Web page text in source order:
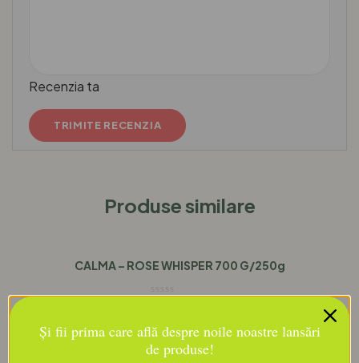
Recenzia ta
Produse similare
CALMA – ROSE WHISPER 700 G/250g
Și fii prima care află despre noile noastre lansări
de produse!